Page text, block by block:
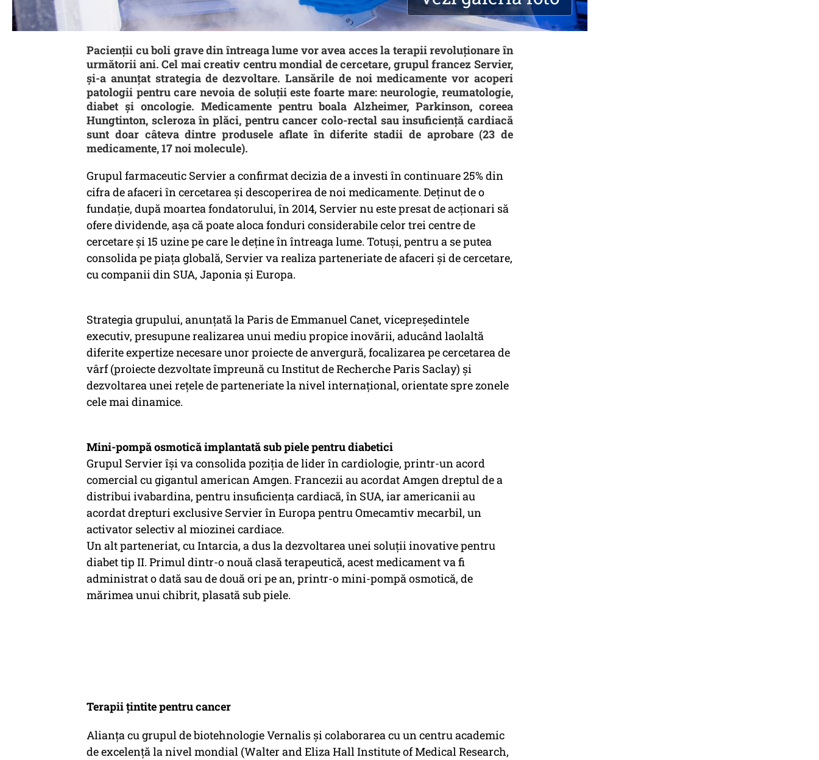
Pacienții cu boli grave din întreaga lume vor avea acces la terapii revoluționare în
următorii ani. Cel mai creativ centru mondial de cercetare, grupul francez Servier,
și-a anunțat strategia de dezvoltare. Lansările de noi medicamente vor acoperi
patologii pentru care nevoia de soluții este foarte mare: neurologie, reumatologie,
diabet și oncologie. Medicamente pentru boala Alzheimer, Parkinson, coreea
Hungtinton, scleroza în plăci, pentru cancer colo-rectal sau insuficiență cardiacă
sunt doar câteva dintre produsele aflate în diferite stadii de aprobare (23 de
medicamente, 17 noi molecule).
Grupul farmaceutic Servier a confirmat decizia de a investi în continuare 25% din
cifra de afaceri în cercetarea și descoperirea de noi medicamente. Deținut de o
fundație, după moartea fondatorului, în 2014, Servier nu este presat de acționari să
ofere dividende, așa că poate aloca fonduri considerabile celor trei centre de
cercetare și 15 uzine pe care le deține în întreaga lume. Totuși, pentru a se putea
consolida pe piața globală, Servier va realiza parteneriate de afaceri și de cercetare,
cu companii din SUA, Japonia și Europa.
Strategia grupului, anunțată la Paris de Emmanuel Canet, vicepreședintele
executiv, presupune realizarea unui mediu propice inovării, aducând laolaltă
diferite expertize necesare unor proiecte de anvergură, focalizarea pe cercetarea de
vârf (proiecte dezvoltate împreună cu Institut de Recherche Paris Saclay) și
dezvoltarea unei rețele de parteneriate la nivel internațional, orientate spre zonele
cele mai dinamice.
Mini-pompă osmotică implantată sub piele pentru diabetici
Grupul Servier își va consolida poziția de lider în cardiologie, printr-un acord
comercial cu gigantul american Amgen. Francezii au acordat Amgen dreptul de a
distribui ivabardina, pentru insuficiența cardiacă, în SUA, iar americanii au
acordat drepturi exclusive Servier în Europa pentru Omecamtiv mecarbil, un
activator selectiv al miozinei cardiace.
Un alt parteneriat, cu Intarcia, a dus la dezvoltarea unei soluții inovative pentru
diabet tip II. Primul dintr-o nouă clasă terapeutică, acest medicament va fi
administrat o dată sau de două ori pe an, printr-o mini-pompă osmotică, de
mărimea unui chibrit, plasată sub piele.
Terapii țintite pentru cancer
Alianța cu grupul de biotehnologie Vernalis și colaborarea cu un centru academic
de excelență la nivel mondial (Walter and Eliza Hall Institute of Medical Research,